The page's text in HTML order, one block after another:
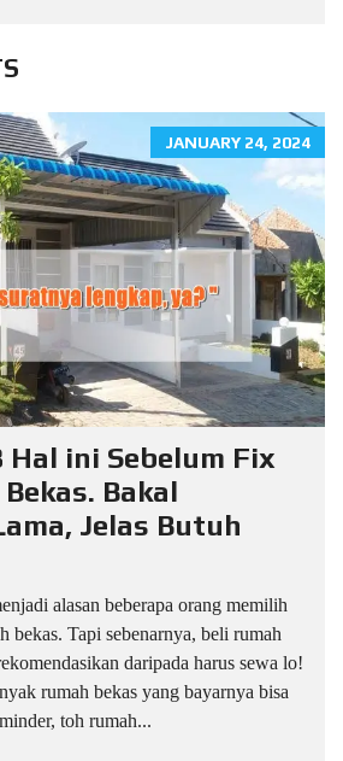
JANUARY 24, 2024
Hal ini Sebelum Fix
Bakal
Jelas Butuh
alasan beberapa orang memilih
bekas. Tapi sebenarnya, beli rumah
daripada harus sewa lo!
rumah bekas yang bayarnya bisa
toh rumah...